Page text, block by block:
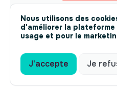
Nous utilisons des
d'améliorer la
usage et pour le
J'accepte Je
Mentions légales©